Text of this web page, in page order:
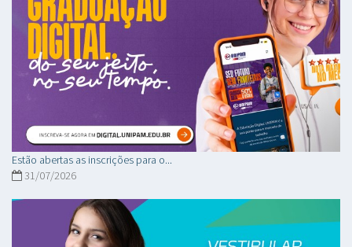
Estão abertas as inscrições para o...
31/07/2026